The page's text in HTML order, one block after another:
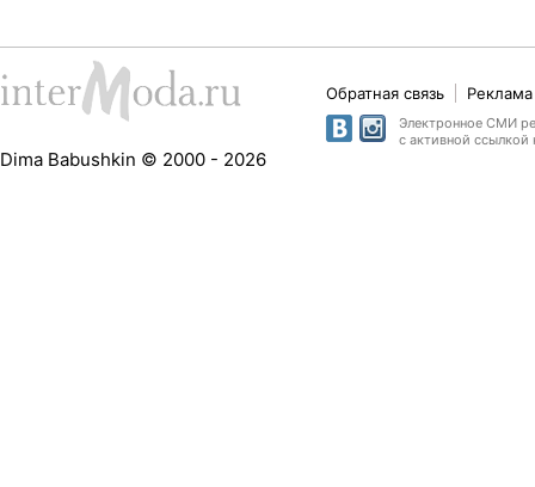
Dima Babushkin © 2000 - 2026
Обратная связь
Электронное СМИ
с активной ссылкой